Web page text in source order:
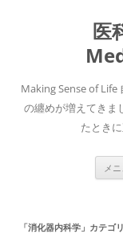
医
Making Sense of Life
の纏めが増えてきま
たとき
メ
「消化器内科学 」カテゴ